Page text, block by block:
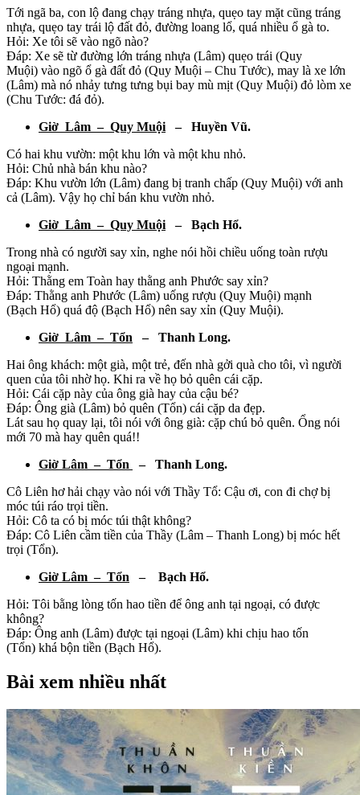
Tới ngã ba, con lộ đang chạy tráng nhựa, quẹo tay mặt cũng tráng
nhựa, quẹo tay trái lộ đất đỏ, đường loang lổ, quá nhiều ổ gà to.
Hỏi: Xe tôi sẽ vào ngõ nào?
Đáp: Xe sẽ từ đường lớn tráng nhựa (Lâm) quẹo trái (Quy
Muội) vào ngõ ổ gà đất đỏ (Quy Muội – Chu Tước), may là xe lớn
(Lâm) mà nó nhảy tưng tưng bụi bay mù mịt (Quy Muội) đỏ lòm xe
(Chu Tước: đá đỏ).
Giờ Lâm – Quy Muội– Huyền Vũ.
Có hai khu vườn: một khu lớn và một khu nhỏ.
Hỏi: Chủ nhà bán khu nào?
Đáp: Khu vườn lớn (Lâm) đang bị tranh chấp (Quy Muội) với anh
cả (Lâm). Vậy họ chỉ bán khu vườn nhỏ.
Giờ Lâm – Quy Muội– Bạch Hổ.
Trong nhà có người say xỉn, nghe nói hồi chiều uống toàn rượu
ngoại mạnh.
Hỏi: Thằng em Toàn hay thằng anh Phước say xỉn?
Đáp: Thằng anh Phước (Lâm) uống rượu (Quy Muội) mạnh
(Bạch Hổ) quá độ (Bạch Hổ) nên say xỉn (Quy Muội).
Giờ Lâm – Tổn – Thanh Long.
Hai ông khách: một già, một trẻ, đến nhà gởi quà cho tôi, vì người
quen của tôi nhờ họ. Khi ra về họ bỏ quên cái cặp.
Hỏi: Cái cặp này của ông già hay của cậu bé?
Đáp: Ông già (Lâm) bỏ quên (Tổn) cái cặp da đẹp.
Lát sau họ quay lại, tôi nói với ông già: cặp chú bỏ quên. Ổng nói
mới 70 mà hay quên quá!!
Giờ Lâm – Tổn
– Thanh Long.
Cô Liên hơ hải chạy vào nói với Thầy Tổ: Cậu ơi, con đi chợ bị
móc túi ráo trọi tiền.
Hỏi: Cô ta có bị móc túi thật không?
Đáp: Cô Liên cầm tiền của Thầy (Lâm – Thanh Long) bị móc hết
trọi (Tổn).
Giờ Lâm – Tổn – Bạch Hổ.
Hỏi: Tôi bằng lòng tốn hao tiền để ông anh tại ngoại, có được
không?
Đáp: Ông anh (Lâm) được tại ngoại (Lâm) khi chịu hao tốn
(Tổn) khá bộn tiền (Bạch Hổ).
Bài xem nhiều nhất